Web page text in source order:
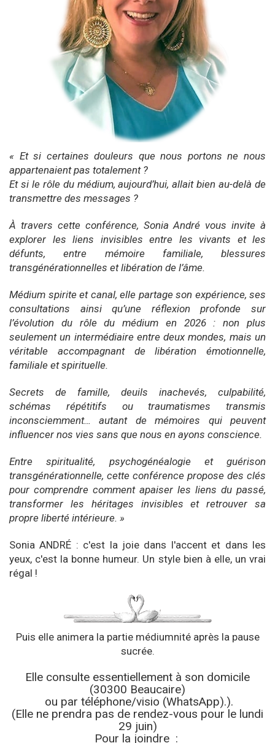
« Et si certaines douleurs que nous portons ne nous
appartenaient pas totalement ?
Et si le rôle du médium, aujourd’hui, allait bien au-delà de
transmettre des messages ?
À travers cette conférence, Sonia André vous invite à
explorer les liens invisibles entre les vivants et les
défunts, entre mémoire familiale, blessures
transgénérationnelles et libération de l’âme.
Médium spirite et canal, elle partage son expérience, ses
consultations ainsi qu’une réflexion profonde sur
l’évolution du rôle du médium en 2026 : non plus
seulement un intermédiaire entre deux mondes, mais un
véritable accompagnant de libération émotionnelle,
familiale et spirituelle.
Secrets de famille, deuils inachevés, culpabilité,
schémas répétitifs ou traumatismes transmis
inconsciemment… autant de mémoires qui peuvent
influencer nos vies sans que nous en ayons conscience.
Entre spiritualité, psychogénéalogie et guérison
transgénérationnelle, cette conférence propose des clés
pour comprendre comment apaiser les liens du passé,
transformer les héritages invisibles et retrouver sa
propre liberté intérieure. »
Sonia ANDRÉ : c'est la joie dans l'accent et dans les
yeux, c'est la bonne humeur. Un style bien à elle, un vrai
régal !
Puis elle animera la partie médiumnité après la pause
sucrée.
Elle consulte essentiellement à son domicile
(30300 Beaucaire)
ou par téléphone/visio (WhatsApp).).
(Elle ne prendra pas de rendez-vous pour le lundi
29 juin)
Pour la joindre :